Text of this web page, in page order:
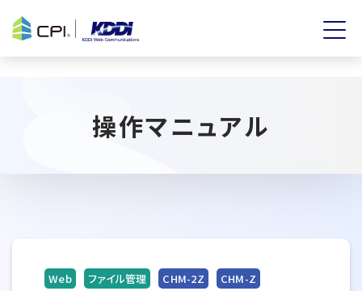
操作マニュアル
Web ファイル管理 CHM-2Z CHM-Z